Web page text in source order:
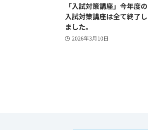
「入試対策講座」今年度の
入試対策講座は全て終了し
ました。
2026年3月10日